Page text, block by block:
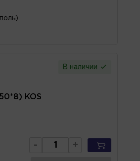
В наличии
KOS
- +